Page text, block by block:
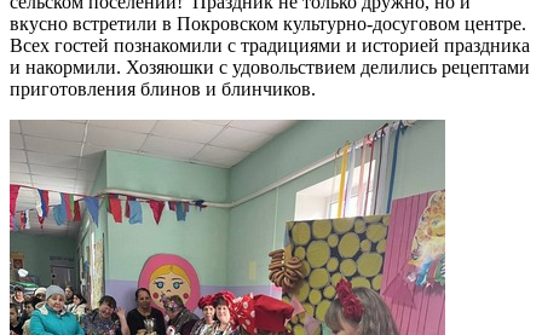
вкусно встретили в Покровском культурно-досуговом центре.
Всех гостей познакомили с традициями и историей праздника
и накормили. Хозяюшки с удовольствием делились рецептами
приготовления блинов и блинчиков.